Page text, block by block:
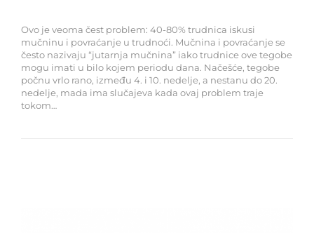
Ovo je veoma čest problem: 40-80% trudnica iskusi
mučninu i povraćanje u trudnoći. Mučnina i povraćanje se
često nazivaju “jutarnja mučnina” iako trudnice ove tegobe
mogu imati u bilo kojem periodu dana. Načešće, tegobe
počnu vrlo rano, između 4. i 10. nedelje, a nestanu do 20.
nedelje, mada ima slučajeva kada ovaj problem traje
tokom…